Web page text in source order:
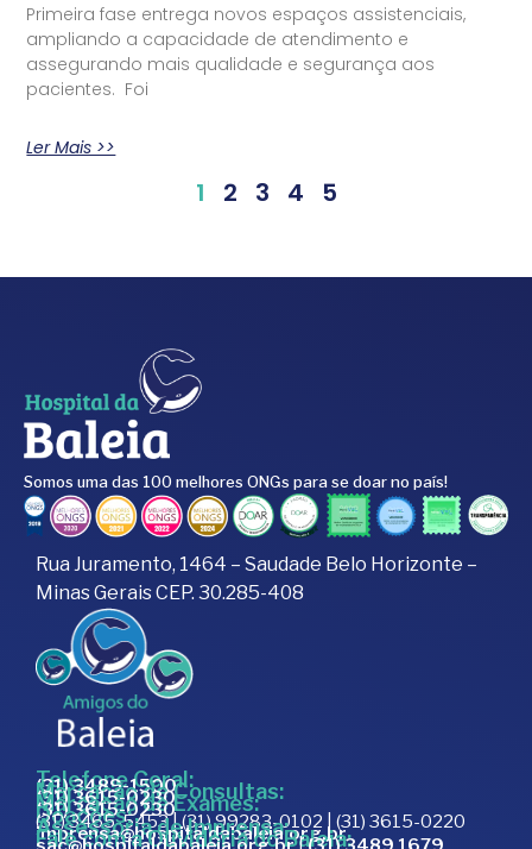
Primeira fase entrega novos espaços assistenciais,
ampliando a capacidade de atendimento e
assegurando mais qualidade e segurança aos
pacientes. Foi
Ler Mais >>
1 2 3 4 5
Somos uma das 100 melhores ONGs para se doar no país!
Rua Juramento, 1464 – Saudade Belo Horizonte –
Minas Gerais CEP. 30.285-408
Telefone Geral:
(31) 3489-1500
Marcação de Consultas:
(31) 3615-0230
Marcação de Exames:
(31) 3615-0230
Doações:
(31) 3465-5453 | (31) 99283-0102 | (31) 3615-0220
Assessoria de Imprensa:
imprensa@hospitaldabaleia.org.br
Fale com a Ouvidoria do Baleia: